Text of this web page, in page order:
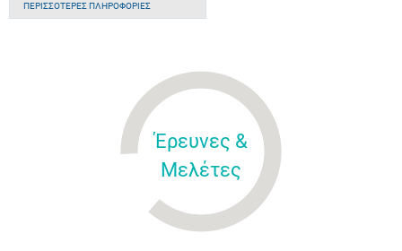
ΠΕΡΙΣΣΌΤΕΡΕΣ ΠΛΗΡΟΦΟΡΊΕΣ
Έρευνες &
Μελέτες